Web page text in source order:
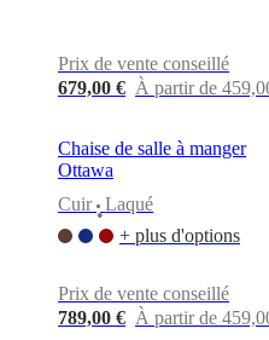
Prix de vente conseillé
679,00 € À partir de
Chaise de salle à manger
Ottawa
Cuir
•
Laqué
+ plus d'options
Prix de vente conseillé
789,00 € À partir de